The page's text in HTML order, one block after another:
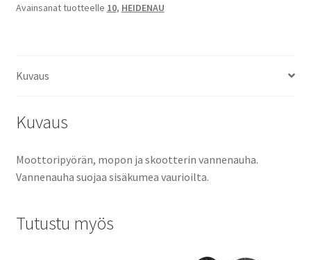
Avainsanat tuotteelle 10, HEIDENAU
Kuvaus
Kuvaus
Moottoripyörän, mopon ja skootterin vannenauha.
Vannenauha suojaa sisäkumea vaurioilta.
Tutustu myös